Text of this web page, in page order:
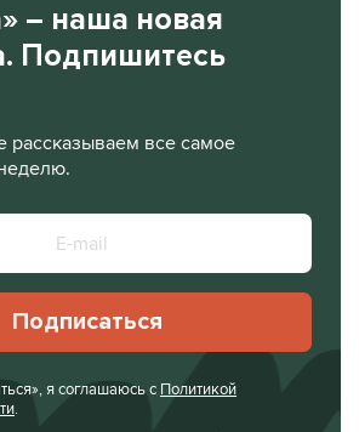
– наша новая
Подпишитесь
рассказываем все самое
Подписаться
я соглашаюсь с Политикой
.